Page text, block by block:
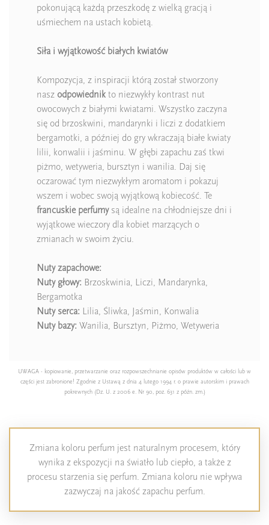
pokonującą każdą przeszkodę z wielką gracją i
uśmiechem na ustach kobietą.
Siła i wyjątkowość białych kwiatów
Kompozycja, z inspiracji którą został stworzony
nasz odpowiednik to niezwykły kontrast nut
owocowych z białymi kwiatami. Wszystko zaczyna
się od brzoskwini, mandarynki i liczi z dodatkiem
bergamotki, a później do gry wkraczają białe kwiaty
lilii, konwalii i jaśminu. W głębi zapachu zaś tkwi
piżmo, wetyweria, bursztyn i wanilia. Daj się
oczarować tym niezwykłym aromatom i pokazuj
wszem i wobec swoją wyjątkową kobiecość. Te
francuskie perfumysą idealne na chłodniejsze dni i
wyjątkowe wieczory dla kobiet marzących o
zmianach w swoim życiu.
Nuty zapachowe:
Nuty głowy: Brzoskwinia, Liczi, Mandarynka,
Bergamotka
Nuty serca: Lilia, Śliwka, Jaśmin, Konwalia
Nuty bazy: Wanilia, Bursztyn, Piżmo, Wetyweria
UWAGA - kopiowanie, przetwarzanie oraz rozpowszechnianie opisów produktów w całości lub w
części jest zabronione! Zgodnie z Ustawą z dnia 4 lutego 1994 r. o prawie autorskim i prawach
pokrewnych (Dz. U. z 2006 e. Nr 90, poz. 631 z późn. zm.)
Zmiana koloru perfum jest naturalnym procesem, który
wynika z ekspozycji na światło lub ciepło, a także z
procesu starzenia się perfum. Zmiana koloru nie wpływa
zazwyczaj na jakość zapachu perfum.